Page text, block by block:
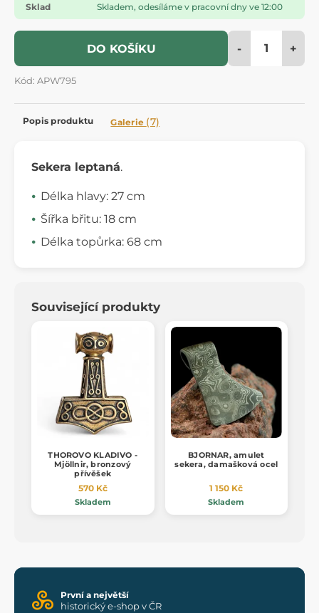
Sklad
Skladem, odesíláme v pracovní dny ve 12:00
DO KOŠÍKU - +
Kód: APW795
Popis produktu Galerie (7)
Sekera leptaná.
Délka hlavy: 27 cm
Šířka břitu: 18 cm
Délka topůrka: 68 cm
Související produkty
THOROVO KLADIVO -
Mjöllnir, bronzový
přívěšek
570 Kč
Skladem
BJORNAR, amulet
sekera, damašková ocel
1 150 Kč
Skladem
První a největší
historický e-shop v ČR